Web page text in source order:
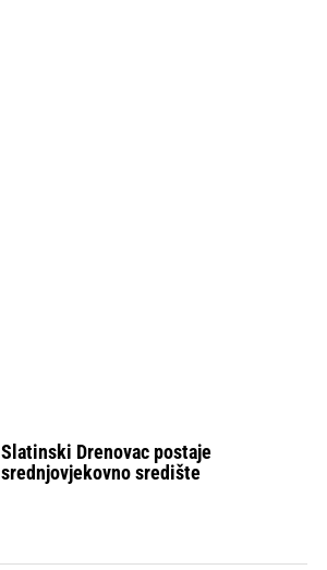
Slatinski Drenovac postaje
srednjovjekovno središte